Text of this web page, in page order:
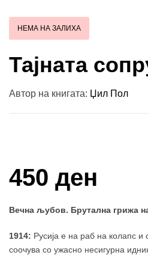
НЕМА НА ЗАЛИХА
Тајната
Автор на книгата: Џил Пол
450 ден
Вечна љубов. Брутална грижа
1914: Русија е на раб на колапс и
соочува со ужасно несигурна